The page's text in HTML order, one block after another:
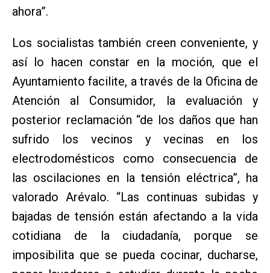
ahora”.
Los socialistas también creen conveniente, y
así lo hacen constar en la moción, que el
Ayuntamiento facilite, a través de la Oficina de
Atención al Consumidor, la evaluación y
posterior reclamación “de los daños que han
sufrido los vecinos y vecinas en los
electrodomésticos como consecuencia de
las oscilaciones en la tensión eléctrica”, ha
valorado Arévalo. “Las continuas subidas y
bajadas de tensión están afectando a la vida
cotidiana de la ciudadanía, porque se
imposibilita que se pueda cocinar, ducharse,